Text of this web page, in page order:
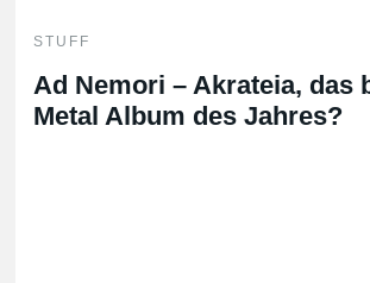
STUFF
Ad Nemori – Akrateia, das
Metal Album des Jahres?